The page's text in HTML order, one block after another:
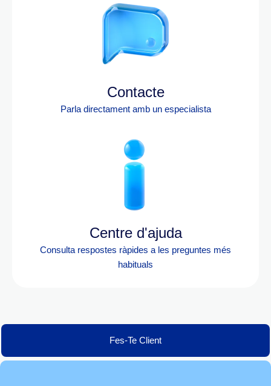
Contacte
Parla directament amb un especialista
Centre d'ajuda
Consulta respostes ràpides a les preguntes més
habituals
Fes-Te Client